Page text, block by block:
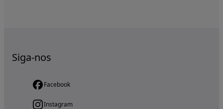
Siga-nos
Facebook
Instagram